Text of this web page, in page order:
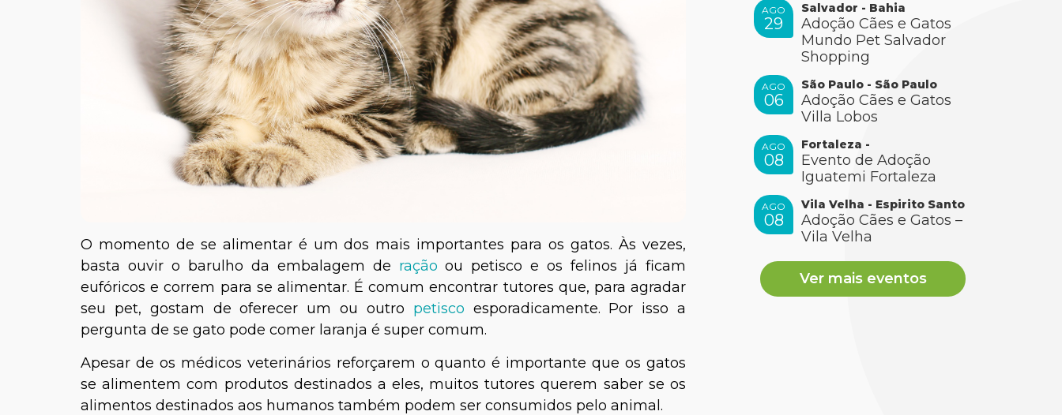
O momento de se alimentar é um dos mais importantes para os gatos. Às vezes,
basta ouvir o barulho da embalagem de ração ou petisco e os felinos já ficam
eufóricos e correm para se alimentar. É comum encontrar tutores que, para agradar
seu pet, gostam de oferecer um ou outro petisco esporadicamente. Por isso a
pergunta de se gato pode comer laranja é super comum.
Apesar de os médicos veterinários reforçarem o quanto é importante que os gatos
se alimentem com produtos destinados a eles, muitos tutores querem saber se os
alimentos destinados aos humanos também podem ser consumidos pelo animal.
AGO
29
Salvador - Bahia
Adoção Cães e Gatos
Mundo Pet Salvador
Shopping
AGO
06
São Paulo - São Paulo
Adoção Cães e Gatos
Villa Lobos
AGO
08
Fortaleza -
Evento de Adoção
Iguatemi Fortaleza
AGO
08
Vila Velha - Espirito Santo
Adoção Cães e Gatos –
Vila Velha
Ver mais eventos